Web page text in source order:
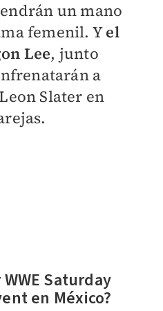
un mano
femenil. Yel
Lee, junto
a
Slater en
Saturday
en México?